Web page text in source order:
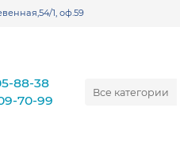
1, оф.59
Все категории
88-38
70-99